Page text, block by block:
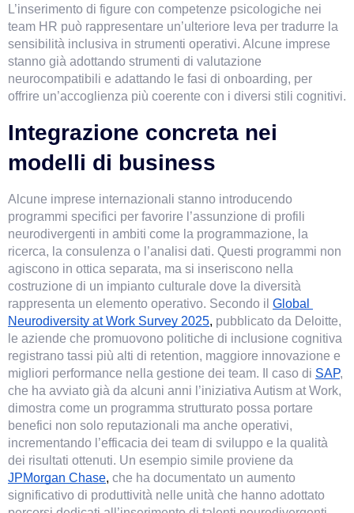
L’inserimento di figure con competenze psicologiche nei
team HR può rappresentare un’ulteriore leva per tradurre la
sensibilità inclusiva in strumenti operativi. Alcune imprese
stanno già adottando strumenti di valutazione
neurocompatibili e adattando le fasi di onboarding, per
offrire un’accoglienza più coerente con i diversi stili cognitivi.
Integrazione concreta nei
modelli di business
Alcune imprese internazionali stanno introducendo
programmi specifici per favorire l’assunzione di profili
neurodivergenti in ambiti come la programmazione, la
ricerca, la consulenza o l’analisi dati. Questi programmi non
agiscono in ottica separata, ma si inseriscono nella
costruzione di un impianto culturale dove la diversità
rappresenta un elemento operativo. Secondo il Global
Neurodiversity at Work Survey 2025, pubblicato da Deloitte,
le aziende che promuovono politiche di inclusione cognitiva
registrano tassi più alti di retention, maggiore innovazione e
migliori performance nella gestione dei team. Il caso di SAP,
che ha avviato già da alcuni anni l’iniziativa Autism at Work,
dimostra come un programma strutturato possa portare
benefici non solo reputazionali ma anche operativi,
incrementando l’efficacia dei team di sviluppo e la qualità
dei risultati ottenuti. Un esempio simile proviene da
JPMorgan Chase, che ha documentato un aumento
significativo di produttività nelle unità che hanno adottato